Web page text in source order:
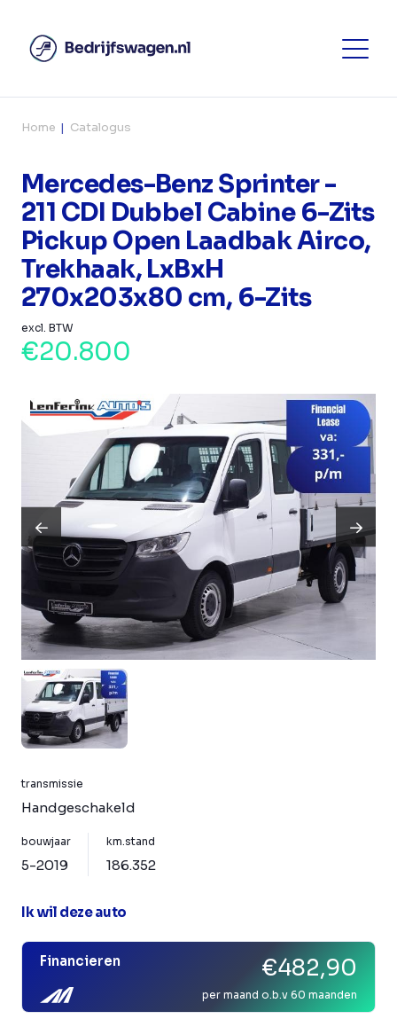
Home Catalogus
Mercedes-Benz Sprinter -
211 CDI Dubbel Cabine 6-Zits
Pickup Open Laadbak Airco,
Trekhaak, LxBxH
270x203x80 cm, 6-Zits
excl. BTW
€20.800
transmissie
Handgeschakeld
bouwjaar
5-2019
km.stand
186.352
Ik wil deze auto
Financieren €482,90
per maand o.b.v 60 maanden